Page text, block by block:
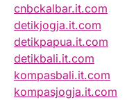
cnbckalbar.it.com
detikjogja.it.com
detikpapua.it.com
detikbali.it.com
kompasbali.it.com
kompasjogja.it.com